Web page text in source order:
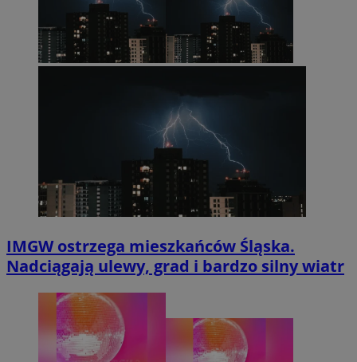
IMGW ostrzega mieszkańców Śląska.
Nadciągają ulewy, grad i bardzo silny wiatr